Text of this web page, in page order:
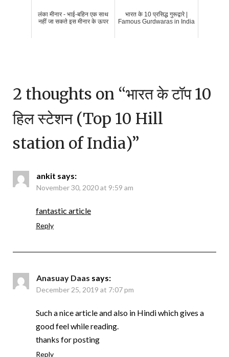
लंका मीनार - भाई-बहिन एक साथ
नहीं जा सकते इस मीनार के ऊपर
भारत के 10 प्रसिद्ध गुरूद्वारे |
Famous Gurdwaras in India
2 thoughts on “भारत के टॉप 10
हिल स्टेशन (Top 10 Hill
station of India)”
ankit says:
November 30, 2020 at 9:59 am
fantastic article
Reply
Anasuay Daas says:
December 25, 2019 at 7:07 pm
Such a nice article and also in Hindi which gives a
good feel while reading.
thanks for posting
Reply